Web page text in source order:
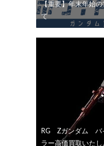
【重要】年末年始
て
RG Ζガンダム バ
ラー高価買取いたし